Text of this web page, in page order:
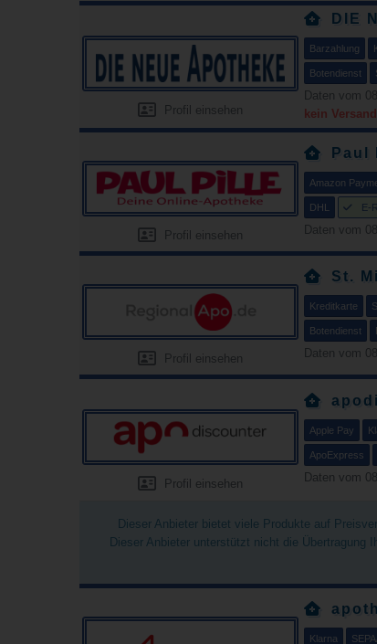
Profil einsehen
DIE
Barzahlung
Botendienst
Daten vom
kein
Profil einsehen
Paul
Amazon
DHL E-
Daten vom
Profil einsehen
St.
Kreditkarte
Botendienst
Daten vom
Profil einsehen
Apple Pay
ApoExpress
Daten vom
Dieser Anbieter bietet viele Produkte auf
Dieser Anbieter unterstützt nicht die
Klarna